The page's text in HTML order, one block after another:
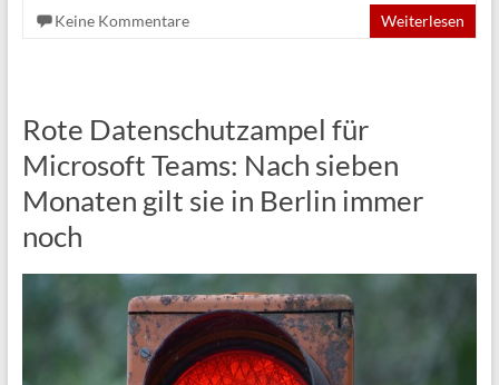
Keine Kommentare
Weiterlesen
Rote Datenschutzampel für
Microsoft Teams: Nach sieben
Monaten gilt sie in Berlin immer
noch